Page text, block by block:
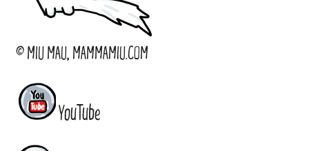
© MIU MAU, MAMMAMIU.COM
YouTube